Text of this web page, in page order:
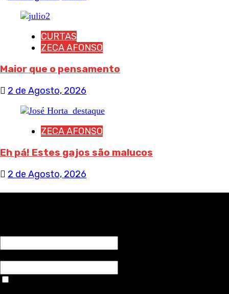
CURTAS
ZECA AFONSO
Maior que o pensamento
2 de Agosto, 2026
ZECA AFONSO
Eh pá! Estes gajos são malucos
2 de Agosto, 2026